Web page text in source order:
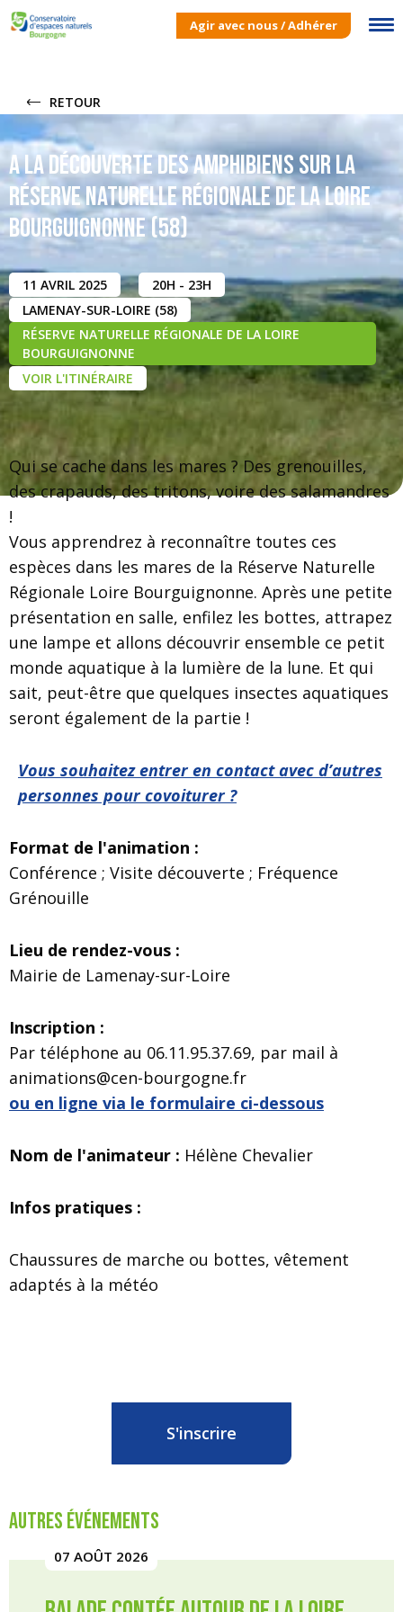
Agir avec nous / Adhérer
RETOUR
A la découverte des amphibiens sur la
Réserve Naturelle Régionale de la Loire
Bourguignonne (58)
11 AVRIL 2025
20H - 23H
LAMENAY-SUR-LOIRE (58)
RÉSERVE NATURELLE RÉGIONALE DE LA LOIRE
BOURGUIGNONNE
VOIR L'ITINÉRAIRE
Qui se cache dans les mares ? Des grenouilles,
des crapauds, des tritons, voire des salamandres
!
Vous apprendrez à reconnaître toutes ces
espèces dans les mares de la Réserve Naturelle
Régionale Loire Bourguignonne. Après une petite
présentation en salle, enfilez les bottes, attrapez
une lampe et allons découvrir ensemble ce petit
monde aquatique à la lumière de la lune. Et qui
sait, peut-être que quelques insectes aquatiques
seront également de la partie !
Vous souhaitez entrer en contact avec d’autres
personnes pour covoiturer ?
Format de l'animation :
Conférence ; Visite découverte ; Fréquence
Grénouille
Lieu de rendez-vous :
Mairie de Lamenay-sur-Loire
Inscription :
Par téléphone au 06.11.95.37.69, par mail à
animations@cen-bourgogne.fr
ou en ligne via le formulaire ci-dessous
Nom de l'animateur : Hélène Chevalier
Infos pratiques :
Chaussures de marche ou bottes, vêtement
adaptés à la météo
S'inscrire
Autres événements
07 AOÛT 2026